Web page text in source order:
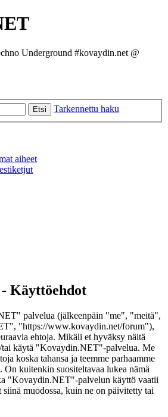
Underground #kovaydin.net @
Etsi Tarkennettu haku
aiheet
Käyttöehdot
palvelua (jälkeenpäin "me", "meitä",
"https://www.kovaydin.net/forum"),
ehtoja. Mikäli et hyväksy näitä
tai käytä "Kovaydin.NET"-palvelua. Me
koska tahansa ja teemme parhaamme
On kuitenkin suositeltavaa lukea nämä
"Kovaydin.NET"-palvelun käyttö vaatii
siinä muodossa, kuin ne on päivitetty tai